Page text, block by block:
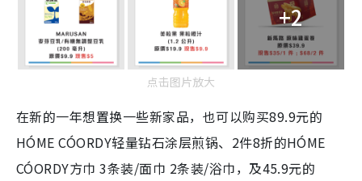
+2
点击图片放大
在新的一年想置换一些新家品，也可以购买89.9元的
HÓME CÓORDY轻量钻石涂层煎锅、2件8折的HÓME
CÓORDY方巾 3条装/面巾 2条装/浴巾，及45.9元的